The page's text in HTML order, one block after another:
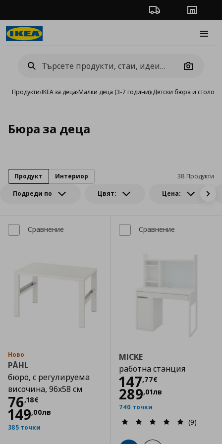
Проследяване на
Camera
Продукти›IKEA за деца›Малки деца (3-7 години)›Детски бюра и столове
Бюра за деца
Подреди по Цвят: Цена:
38 Продукти
Продукт Интериор
Сравнение
Ново
PÅHL
бюро, с регулируема
височина, 96x58 см
76,18€
Цена
149,00лв
385 точки
Сравнение
MICKE
работна станция
147,77€
Цена
289,01лв
740 точки
(9)